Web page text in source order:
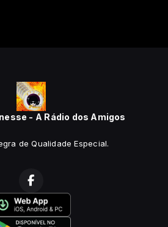
- A Rádio dos Amigos
de Qualidade Especial.